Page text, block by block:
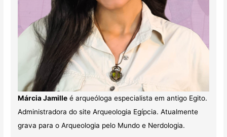
Márcia Jamilleé arqueóloga especialista em antigo Egito.
Administradora do site Arqueologia Egípcia. Atualmente
grava para o Arqueologia pelo Mundo e Nerdologia.